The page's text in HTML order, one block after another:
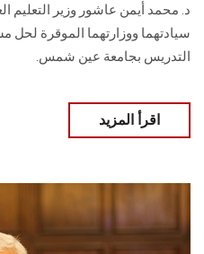
د. محمد أيمن عاشور وزير التعليم
سيادتهما ووزارتهما الموقرة لحل
التدريس بجامعة عين شمس.
اقرأ المزيد